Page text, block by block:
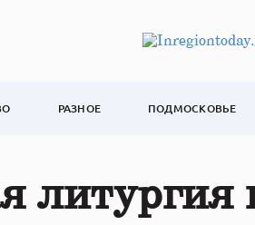
РАЗНОЕ ПОДМОСКОВЬЕ
литургия